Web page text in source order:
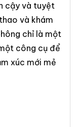
cậy và tuyệt
và khám
chỉ là một
công cụ để
xúc mới mẻ